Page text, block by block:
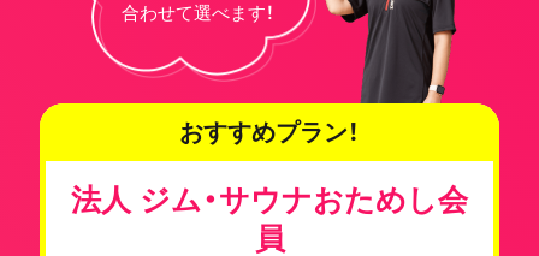
合わせて選べます！
おすすめプラン！
法人 ジム・サウナおためし会
員